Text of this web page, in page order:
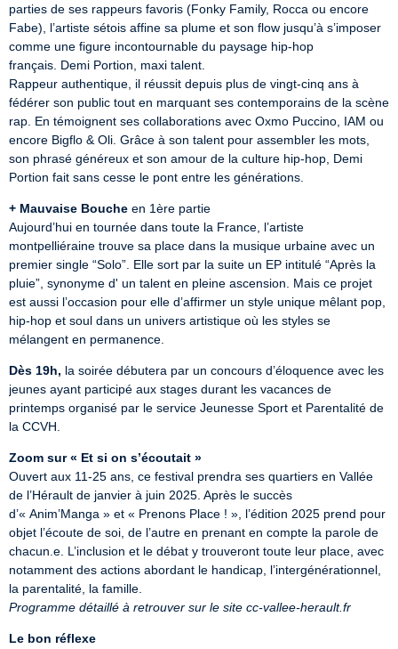
parties de ses rappeurs favoris (Fonky Family, Rocca ou encore
Fabe), l’artiste sétois affine sa plume et son flow jusqu’à s’imposer
comme une figure incontournable du paysage hip-hop
français. Demi Portion, maxi talent.
Rappeur authentique, il réussit depuis plus de vingt-cinq ans à
fédérer son public tout en marquant ses contemporains de la scène
rap. En témoignent ses collaborations avec Oxmo Puccino, IAM ou
encore Bigflo & Oli. Grâce à son talent pour assembler les mots,
son phrasé généreux et son amour de la culture hip-hop, Demi
Portion fait sans cesse le pont entre les générations.
+ Mauvaise Bouche en 1ère partie
Aujourd’hui en tournée dans toute la France, l’artiste
montpelliéraine trouve sa place dans la musique urbaine avec un
premier single “Solo”. Elle sort par la suite un EP intitulé “Après la
pluie”, synonyme d' un talent en pleine ascension. Mais ce projet
est aussi l’occasion pour elle d’affirmer un style unique mêlant pop,
hip-hop et soul dans un univers artistique où les styles se
mélangent en permanence.
Dès 19h, la soirée débutera par un concours d’éloquence avec les
jeunes ayant participé aux stages durant les vacances de
printemps organisé par le service Jeunesse Sport et Parentalité de
la CCVH.
Zoom sur « Et si on s’écoutait »
Ouvert aux 11-25 ans, ce festival prendra ses quartiers en Vallée
de l’Hérault de janvier à juin 2025. Après le succès
d’« Anim’Manga » et « Prenons Place ! », l’édition 2025 prend pour
objet l’écoute de soi, de l’autre en prenant en compte la parole de
chacun.e. L’inclusion et le débat y trouveront toute leur place, avec
notamment des actions abordant le handicap, l’intergénérationnel,
Programme détaillé à retrouver sur le site cc-vallee-herault.fr
Le bon réflexe